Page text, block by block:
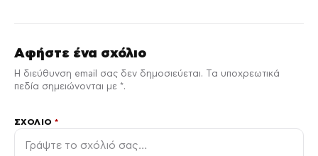
Αφήστε ένα σχόλιο
Η διεύθυνση email σας δεν δημοσιεύεται. Τα υποχρεωτικά
πεδία σημειώνονται με *.
ΣΧΌΛΙΟ*